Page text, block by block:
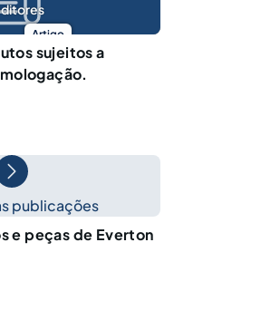
Artigo
sujeitos a
publicações
e peças de Everton